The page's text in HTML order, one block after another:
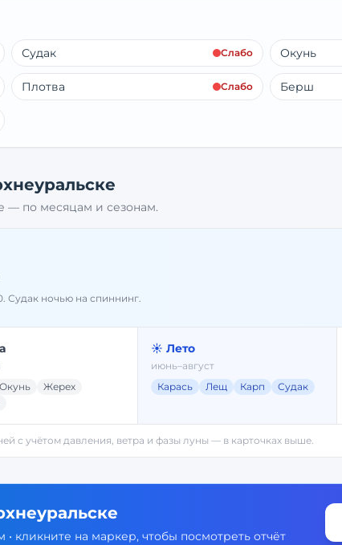
Судак Слабо Окунь
Плотва Слабо Берш
— по месяцам и сезонам.
Судак ночью на спиннинг.
Окунь
Жерех
☀️ Лето
июнь–август
Карась
Лещ Карп Судак
с учётом давления, ветра и фазы луны — в карточках выше.
кликните на маркер, чтобы посмотреть отчёт